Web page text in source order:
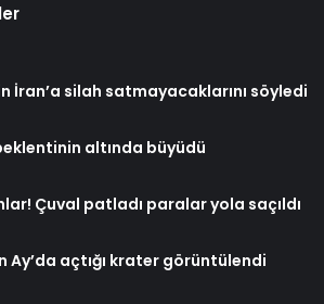
İran’a silah satmayacaklarını söyledi
altında büyüdü
Çuval patladı paralar yola saçıldı
Ay’da açtığı krater görüntülendi